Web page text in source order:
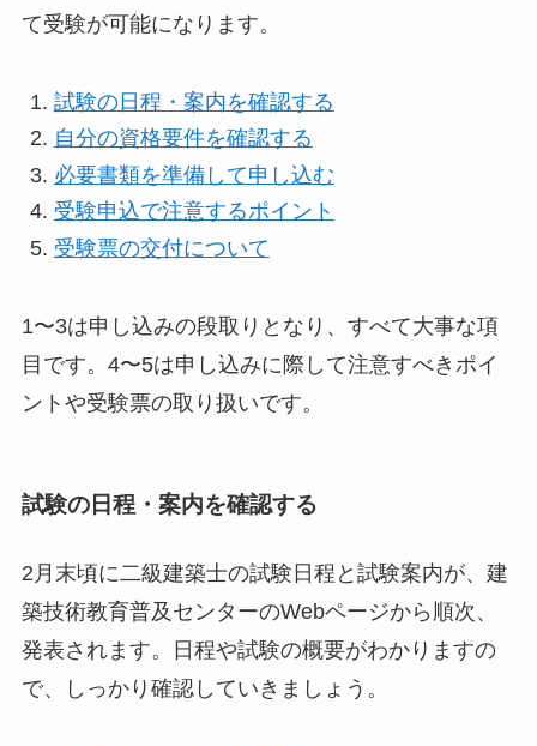
て受験が可能になります。
試験の日程・案内を確認する
自分の資格要件を確認する
必要書類を準備して申し込む
受験申込で注意するポイント
受験票の交付について
1〜3は申し込みの段取りとなり、すべて大事な項
目です。4〜5は申し込みに際して注意すべきポイ
ントや受験票の取り扱いです。
試験の日程・案内を確認する
2月末頃に二級建築士の試験日程と試験案内が、建
築技術教育普及センターのWebページから順次、
発表されます。日程や試験の概要がわかりますの
で、しっかり確認していきましょう。